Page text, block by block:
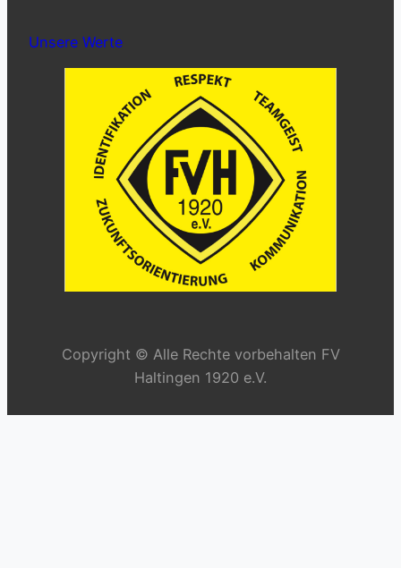
Unsere Werte
Copyright © Alle Rechte vorbehalten FV
Haltingen 1920 e.V.